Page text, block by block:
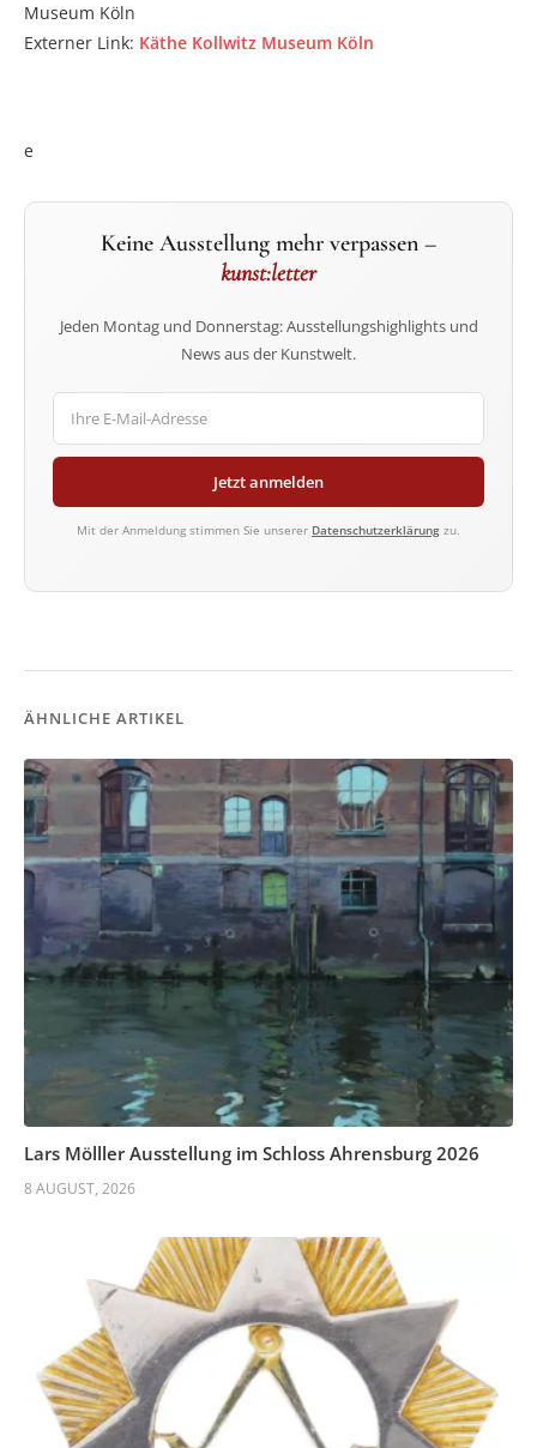
Museum Köln
Externer Link: Käthe Kollwitz Museum Köln
e
Keine Ausstellung mehr verpassen –
kunst:letter
Jeden Montag und Donnerstag: Ausstellungshighlights und
News aus der Kunstwelt.
Jetzt anmelden
Mit der Anmeldung stimmen Sie unserer Datenschutzerklärung zu.
ÄHNLICHE ARTIKEL
Lars Mölller Ausstellung im Schloss Ahrensburg 2026
8 AUGUST, 2026